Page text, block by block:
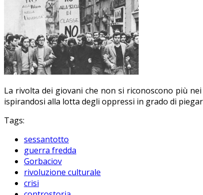
La rivolta dei giovani che non si riconoscono più
ispirandosi alla lotta degli oppressi in grado di
Tags:
sessantotto
guerra fredda
Gorbaciov
rivoluzione culturale
crisi